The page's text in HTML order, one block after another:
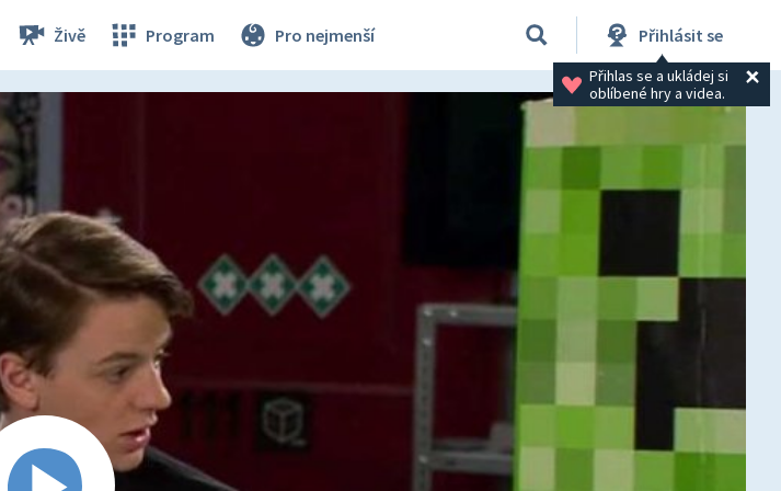
Živě Program Pro nejmenší Přihlásit se
Přihlas se a ukládej si
oblíbené hry a videa.